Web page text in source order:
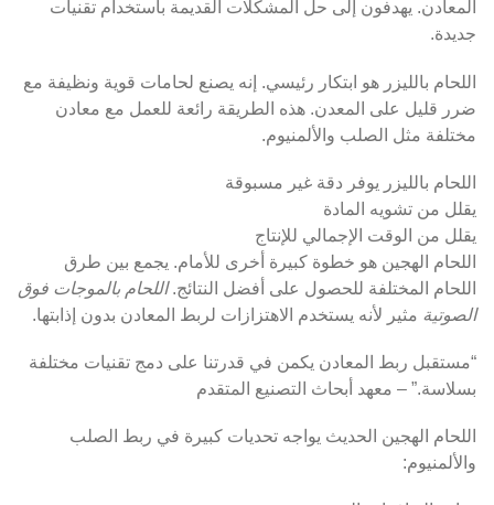
المعادن. يهدفون إلى حل المشكلات القديمة باستخدام تقنيات
جديدة.
اللحام بالليزر هو ابتكار رئيسي. إنه يصنع لحامات قوية ونظيفة مع
ضرر قليل على المعدن. هذه الطريقة رائعة للعمل مع معادن
مختلفة مثل الصلب والألمنيوم.
اللحام بالليزر يوفر دقة غير مسبوقة
يقلل من تشويه المادة
يقلل من الوقت الإجمالي للإنتاج
اللحام الهجين هو خطوة كبيرة أخرى للأمام. يجمع بين طرق
اللحام المختلفة للحصول على أفضل النتائج.اللحام بالموجات فوق
الصوتيةمثير لأنه يستخدم الاهتزازات لربط المعادن بدون إذابتها.
“مستقبل ربط المعادن يكمن في قدرتنا على دمج تقنيات مختلفة
بسلاسة.” – معهد أبحاث التصنيع المتقدم
اللحام الهجين الحديث يواجه تحديات كبيرة في ربط الصلب
والألمنيوم: